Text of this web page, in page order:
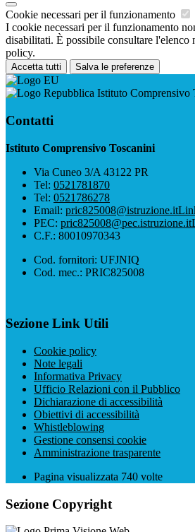
Cookie necessari per il funzionamento
I cookie necessari per il funzionamento
disabilitati. È possibile consultare l'elenco
policy.
Accetta tutti Salva le preferenze
Istituto Comprensivo
Contatti
Istituto Comprensivo Toscanini
Via Cuneo 3/A 43122 PR
Tel: 0521781870
Tel: 0521786278
Email: pric825008@istruzione.it
PEC: pric825008@pec.istruzione.it
C.F.: 80010970343
Cod. fornitori: UFJNIQ
Cod. mec.: PRIC825008
Sezione Link Utili
Cookie policy
Note legali
Informativa Privacy
Ufficio Relazioni con il Pubblico
Dichiarazione di accessibilità
Obiettivi di accessibilità
Whistleblowing
Gestione consensi cookie
Amministrazione trasparente
Pagina visualizzata 740 volte
Sezione Copyright